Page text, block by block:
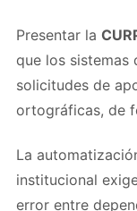
Presentar la
que los sistemas
solicitudes de
ortográficas, de
La
institucional
error entre